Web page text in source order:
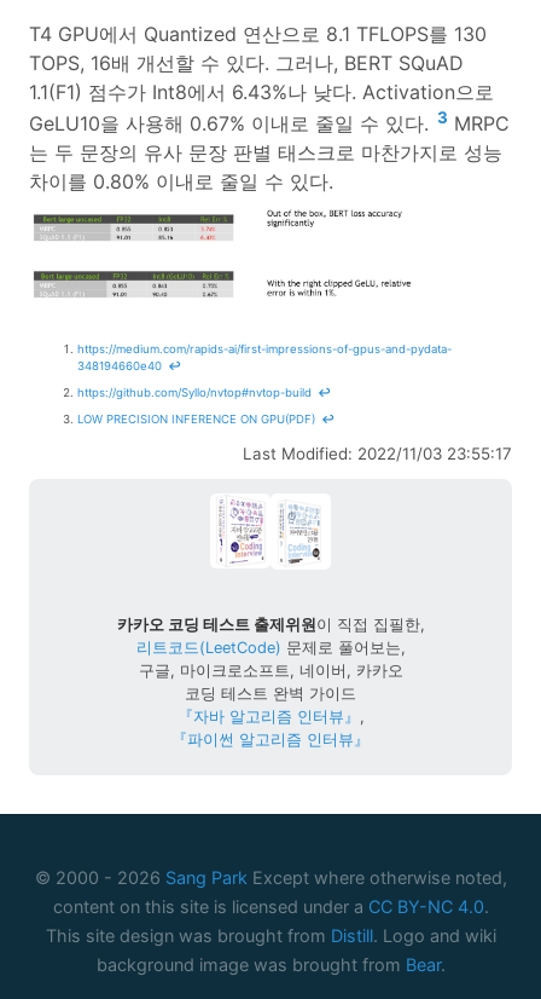
T4 GPU에서 Quantized 연산으로 8.1 TFLOPS를 130
TOPS, 16배 개선할 수 있다. 그러나, BERT SQuAD
1.1(F1) 점수가 Int8에서 6.43%나 낮다. Activation으로
GeLU10을 사용해 0.67% 이내로 줄일 수 있다. 3 MRPC
는 두 문장의 유사 문장 판별 태스크로 마찬가지로 성능
차이를 0.80% 이내로 줄일 수 있다.
https://medium.com/rapids-ai/first-impressions-of-gpus-and-pydata-
348194660e40 ↩
https://github.com/Syllo/nvtop#nvtop-build
↩
LOW PRECISION INFERENCE ON GPU(PDF) ↩
Last Modified: 2022/11/03 23:55:17
카카오 코딩 테스트 출제위원이 직접 집필한,
리트코드(LeetCode) 문제로 풀어보는,
구글, 마이크로소프트, 네이버, 카카오
코딩 테스트 완벽 가이드
『자바 알고리즘 인터뷰』 ,
『파이썬 알고리즘 인터뷰』
© 2000 - 2026 Sang Park Except where otherwise noted,
content on this site is licensed under a CC BY-NC 4.0.
This site design was brought from Distill. Logo and wiki
background image was brought from Bear.